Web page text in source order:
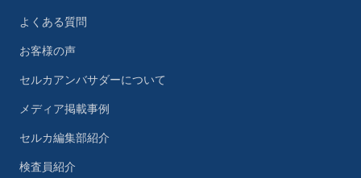
よくある質問
お客様の声
セルカアンバサダーについて
メディア掲載事例
セルカ編集部紹介
検査員紹介